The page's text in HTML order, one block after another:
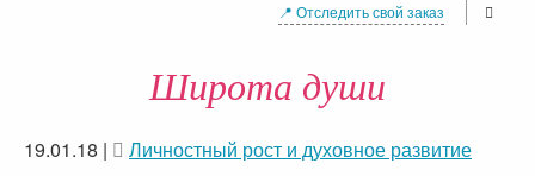
📍 Отследить свой заказ
Широта души
19.01.18 | Личностный рост и духовное развитие